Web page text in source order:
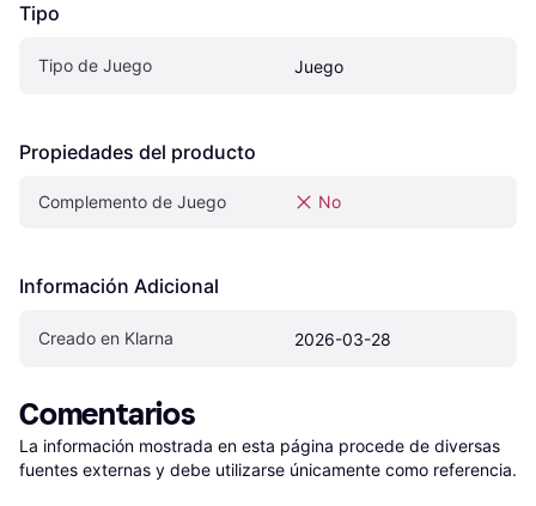
Tipo
Tipo de Juego Juego
Propiedades del producto
Complemento de Juego No
Información Adicional
Creado en Klarna 2026-03-28
Comentarios
La información mostrada en esta página procede de diversas
fuentes externas y debe utilizarse únicamente como referencia.